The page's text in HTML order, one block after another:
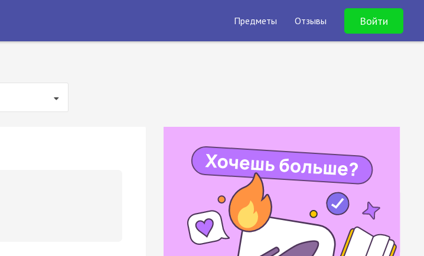
Предметы Отзывы Войти